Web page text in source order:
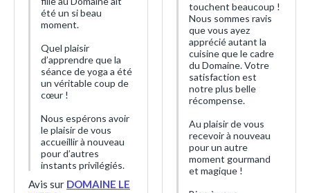
été un si beau
moment.
Quel plaisir
d’apprendre que la
séance de yoga a été
un véritable coup de
cœur !
Nous espérons avoir
le plaisir de vous
accueillir à nouveau
pour d’autres
instants privilégiés.
Avis sur DOMAINE LE
touchent beaucoup !
Nous sommes ravis
que vous ayez
apprécié autant la
cuisine que le cadre
du Domaine. Votre
satisfaction est
notre plus belle
récompense.
Au plaisir de vous
recevoir à nouveau
pour un autre
moment gourmand
et magique !